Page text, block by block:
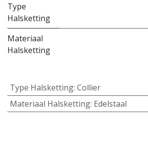
Type
Halsketting
Materiaal
Halsketting
Type Halsketting: Collier
Materiaal Halsketting: Edelstaal